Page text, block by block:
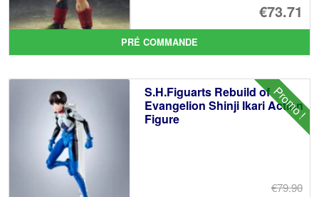
€73.71
Le
PRÉ COMMANDE
Promo !
S.H.Figuarts Rebuild of
Evangelion Shinji Ikari Action
Figure
€79.90